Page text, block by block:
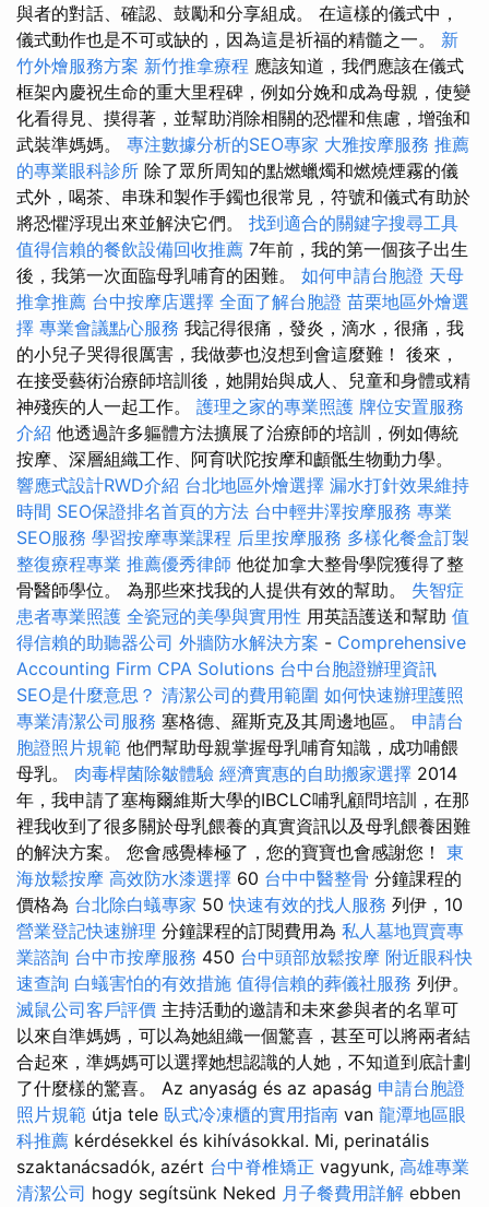
與者的對話、確認、鼓勵和分享組成。 在這樣的儀式中，
儀式動作也是不可或缺的，因為這是祈福的精髓之一。 新
竹外燴服務方案 新竹推拿療程 應該知道，我們應該在儀式
框架內慶祝生命的重大里程碑，例如分娩和成為母親，使變
化看得見、摸得著，並幫助消除相關的恐懼和焦慮，增強和
武裝準媽媽。 專注數據分析的SEO專家 大雅按摩服務 推薦
的專業眼科診所 除了眾所周知的點燃蠟燭和燃燒煙霧的儀
式外，喝茶、串珠和製作手鐲也很常見，符號和儀式有助於
將恐懼浮現出來並解決它們。 找到適合的關鍵字搜尋工具
值得信賴的餐飲設備回收推薦 7年前，我的第一個孩子出生
後，我第一次面臨母乳哺育的困難。 如何申請台胞證 天母
推拿推薦 台中按摩店選擇 全面了解台胞證 苗栗地區外燴選
擇 專業會議點心服務 我記得很痛，發炎，滴水，很痛，我
的小兒子哭得很厲害，我做夢也沒想到會這麼難！ 後來，
在接受藝術治療師培訓後，她開始與成人、兒童和身體或精
神殘疾的人一起工作。 護理之家的專業照護 牌位安置服務
介紹 他透過許多軀體方法擴展了治療師的培訓，例如傳統
按摩、深層組織工作、阿育吠陀按摩和顱骶生物動力學。
響應式設計RWD介紹 台北地區外燴選擇 漏水打針效果維持
時間 SEO保證排名首頁的方法 台中輕井澤按摩服務 專業
SEO服務 學習按摩專業課程 后里按摩服務 多樣化餐盒訂製
整復療程專業 推薦優秀律師 他從加拿大整骨學院獲得了整
骨醫師學位。 為那些來找我的人提供有效的幫助。 失智症
患者專業照護 全瓷冠的美學與實用性 用英語護送和幫助 值
得信賴的助聽器公司 外牆防水解決方案 - Comprehensive
Accounting Firm CPA Solutions 台中台胞證辦理資訊
SEO是什麼意思？ 清潔公司的費用範圍 如何快速辦理護照
專業清潔公司服務 塞格德、羅斯克及其周邊地區。 申請台
胞證照片規範 他們幫助母親掌握母乳哺育知識，成功哺餵
母乳。 肉毒桿菌除皺體驗 經濟實惠的自助搬家選擇 2014
年，我申請了塞梅爾維斯大學的IBCLC哺乳顧問培訓，在那
裡我收到了很多關於母乳餵養的真實資訊以及母乳餵養困難
的解決方案。 您會感覺棒極了，您的寶寶也會感謝您！ 東
海放鬆按摩 高效防水漆選擇 60 台中中醫整骨 分鐘課程的
價格為 台北除白蟻專家 50快速有效的找人服務 列伊，10
營業登記快速辦理 分鐘課程的訂閱費用為 私人墓地買賣專
業諮詢 台中市按摩服務 450 台中頭部放鬆按摩 附近眼科快
速查詢 白蟻害怕的有效措施 值得信賴的葬儀社服務 列伊。
滅鼠公司客戶評價 主持活動的邀請和未來參與者的名單可
以來自準媽媽，可以為她組織一個驚喜，甚至可以將兩者結
合起來，準媽媽可以選擇她想認識的人她，不知道到底計劃
了什麼樣的驚喜。 Az anyaság és az apaság 申請台胞證
照片規範 útja tele 臥式冷凍櫃的實用指南 van 龍潭地區眼
科推薦 kérdésekkel és kihívásokkal. Mi, perinatális
szaktanácsadók, azért 台中脊椎矯正 vagyunk, 高雄專業
清潔公司 hogy segítsünk Neked 月子餐費用詳解 ebben